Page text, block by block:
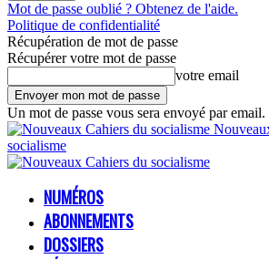
Mot de passe oublié ? Obtenez de l'aide.
Politique de confidentialité
Récupération de mot de passe
Récupérer votre mot de passe
votre email
Un mot de passe vous sera envoyé par email.
socialisme
NUMÉROS
ABONNEMENTS
DOSSIERS